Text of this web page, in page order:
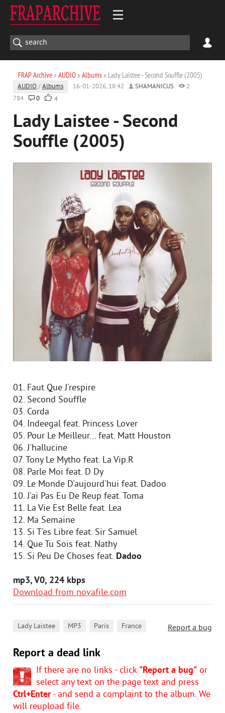
FRAP Archive» AUDIO» Albums» Lady Laistee - Second Souffle (2005)
AUDIO /Albums 16-01-2026, 18:42 SHAMANICUS
2
784
0 4
Lady Laistee - Second
Souffle (2005)
01. Faut Que J'respire
02. Second Souffle
03. Corda
04. Indeegal feat. Princess Lover
05. Pour Le Meilleur... feat. Matt Houston
06. J'hallucine
07. Tony Le Mytho feat. La Vip.R
08. Parle Moi feat. D Dy
09. Le Monde D'aujourd'hui feat. Dadoo
10. J'ai Pas Eu De Reup feat. Toma
11. La Vie Est Belle feat. Lea
12. Ma Semaine
13. Si T'es Libre feat. Sir Samuel
14. Que Tu Sois feat. Nathy
15. Si Peu De Choses feat. Dadoo
mp3, V0, 224 kbps
Download from novafile.com
Report a bug
Lady Laistee MP3 Paris France
Report a dead link
If there are no links - click "Report a bug" or
select any text on the page text and press
Ctrl+Enter- and send a complaint to the album. We
will reupload file.